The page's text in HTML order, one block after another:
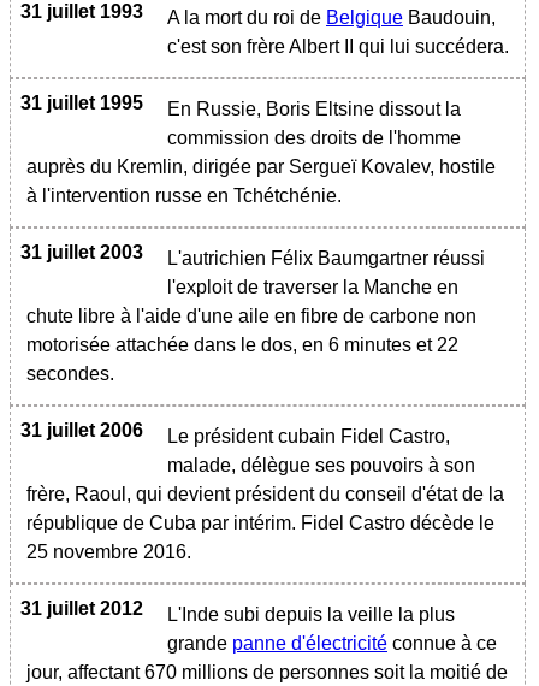
31 juillet 1993 A la mort du roi de Belgique Baudouin,
c'est son frère Albert II qui lui succédera.
31 juillet 1995
En Russie, Boris Eltsine dissout la
commission des droits de l'homme
auprès du Kremlin, dirigée par Sergueï Kovalev, hostile
à l'intervention russe en Tchétchénie.
31 juillet 2003
L'autrichien Félix Baumgartner réussi
l'exploit de traverser la Manche en
chute libre à l'aide d'une aile en fibre de carbone non
motorisée attachée dans le dos, en 6 minutes et 22
secondes.
31 juillet 2006
Le président cubain Fidel Castro,
malade, délègue ses pouvoirs à son
frère, Raoul, qui devient président du conseil d'état de la
république de Cuba par intérim. Fidel Castro décède le
25 novembre 2016.
31 juillet 2012
L'Inde subi depuis la veille la plus
grande panne d'électricité connue à ce
jour, affectant 670 millions de personnes soit la moitié de